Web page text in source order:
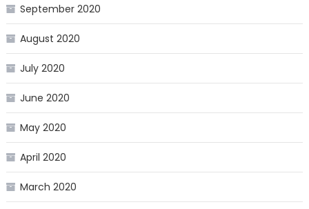
September 2020
August 2020
July 2020
June 2020
May 2020
April 2020
March 2020